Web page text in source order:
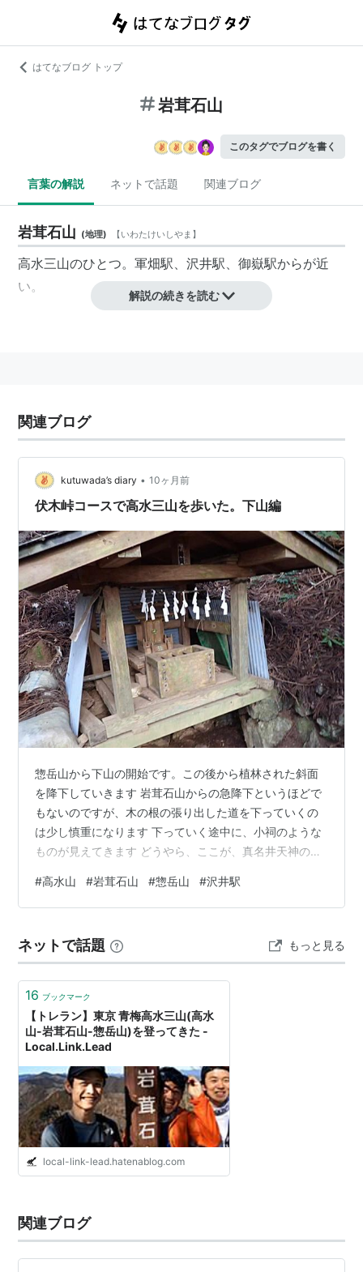
はてなブログ トップ
岩茸石山
このタグでブログを書く
言葉の解説 ネットで話題 関連ブログ
岩茸石山 (地理) 【いわたけいしやま 】
高水三山のひとつ。軍畑駅、沢井駅、御嶽駅からが近
い。
解説の続きを読む
関連ブログ
kutuwada’s diary • 10ヶ月前
伏木峠コースで高水三山を歩いた。下山編
惣岳山から下山の開始です。この後から植林された斜面
を降下していきます 岩茸石山からの急降下というほどで
もないのですが、木の根の張り出した道を下っていくの
は少し慎重になります 下っていく途中に、小祠のような
ものが見えてきます どうやら、ここが、真名井天神の水
いなくても、ちょっと飲みたくはない感じ このあと、穏
やかな道が続きます。と言うことは高度が下がっていか
道は二手に分かれます。一方は岩茸石山へのまき道とも
う一方は御嶽駅への下山道。ここは、後者になります 植
林の中の単調な道を進みます しめ縄に紙…
#高水山 #岩茸石山 #惣岳山 #沢井駅
ネットで話題 もっと見る
16 ブックマーク
【トレラン】東京 青梅高水三山(高水
山-岩茸石山-惣岳山)を登ってきた -
Local.Link.Lead
local-link-lead.hatenablog.com
関連ブログ